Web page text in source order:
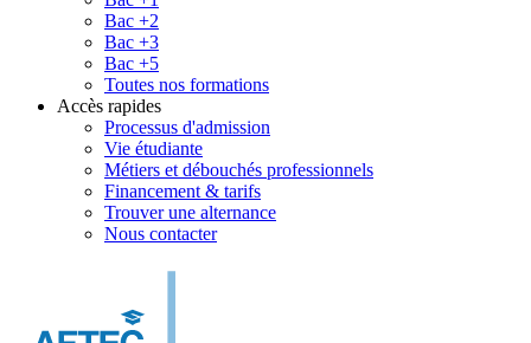
Bac +2
Bac +3
Bac +5
Toutes nos formations
Accès rapides
Processus d'admission
Vie étudiante
Métiers et débouchés professionnels
Financement & tarifs
Trouver une alternance
Nous contacter